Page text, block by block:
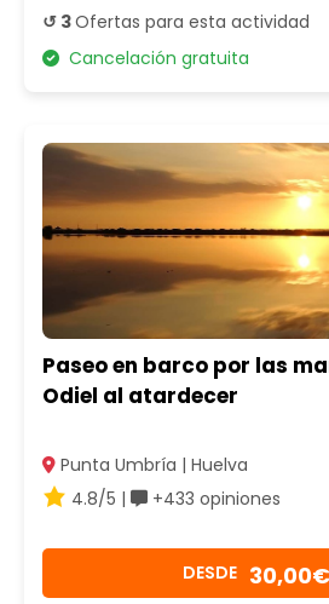
↺ 3Ofertas para esta actividad
Cancelación gratuita
Paseo en barco por las
Odiel al atardecer
Punta Umbría | Huelva
4.8/5 |
+433 opiniones
DESDE 30,00€